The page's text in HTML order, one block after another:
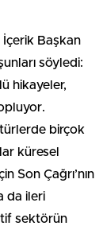
İçerik Başkan
söyledi:
hikayeler,
türlerde birçok
küresel
Son Çağrı’nın
da ileri
sektörün